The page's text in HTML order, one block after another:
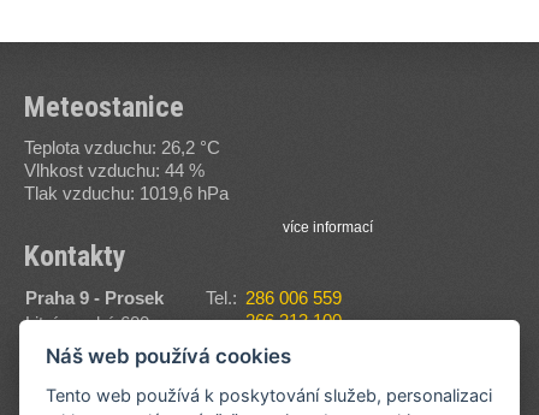
Meteostanice
Teplota vzduchu: 26,2 °C
Vlhkost vzduchu: 44 %
Tlak vzduchu: 1019,6 hPa
více informací
Kontakty
Praha 9 - Prosek
Litvínovská 600
190 00
Zobrazit na mapě
Tel.: 286 006 559
266 313 100
Fax:
286 006 560
E-
mail:
sssvt@sssvt.cz
Náš web používá cookies
Tento web používá k poskytování služeb, personalizaci